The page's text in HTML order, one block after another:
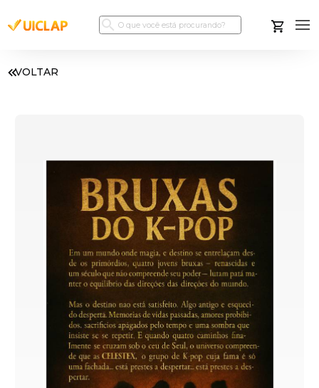
VOLTAR